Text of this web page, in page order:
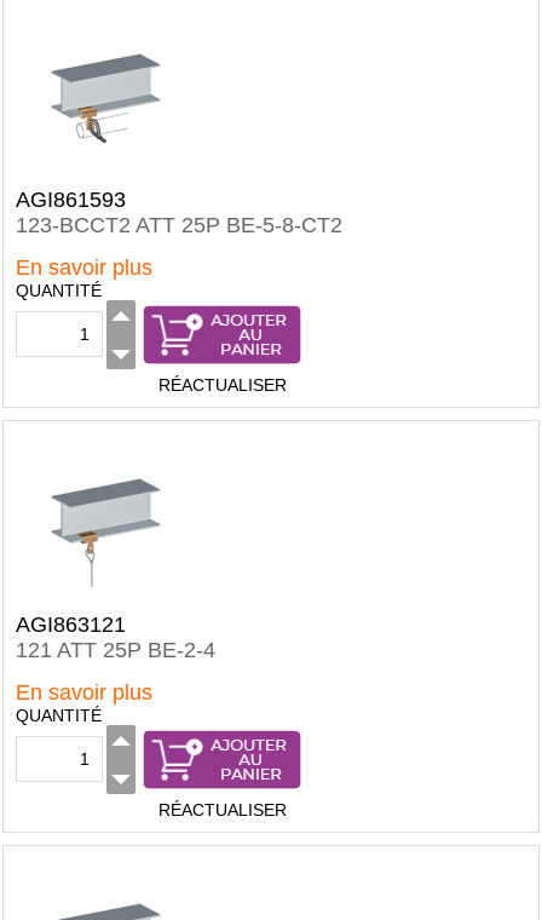
AGI861593
123-BCCT2 ATT 25P BE-5-8-CT2
En savoir plus
QUANTITÉ
RÉACTUALISER
AGI863121
121 ATT 25P BE-2-4
En savoir plus
QUANTITÉ
RÉACTUALISER